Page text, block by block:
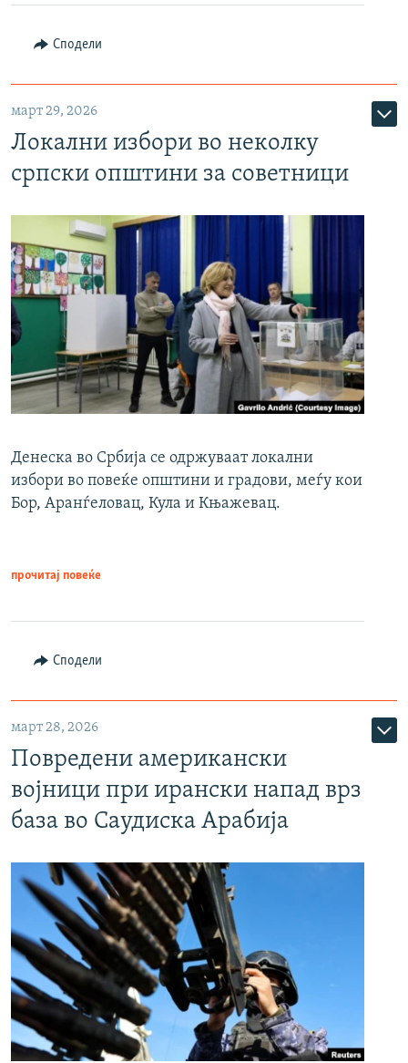
Сподели
март 29, 2026
Локални избори во неколку
српски општини за советници
Денеска во Србија се одржуваат локални
избори во повеќе општини и градови, меѓу кои
Бор, Аранѓеловац, Кула и Књажевац.
прочитај повеќе
Сподели
март 28, 2026
Повредени американски
војници при ирански напад врз
база во Саудиска Арабија